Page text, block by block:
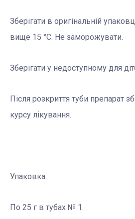
Зберігати в оригінальній
вище 15 °С. Не заморожувати.
Зберігати у недоступному для
Після розкриття туби препарат
курсу лікування.
Упаковка.
По 25 г в тубах № 1.